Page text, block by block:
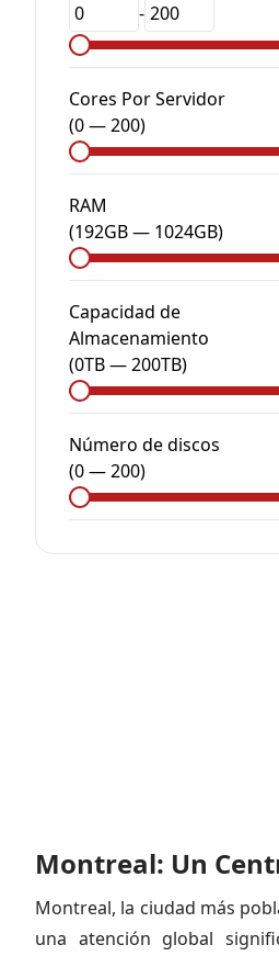
-
Cores Por Servidor
(0—200)
RAM
(192GB— 1024GB)
Capacidad de
Almacenamiento
(0TB—200TB)
Número de discos
(0—200)
Montreal: Un
Montreal, la ciudad más
una atención global